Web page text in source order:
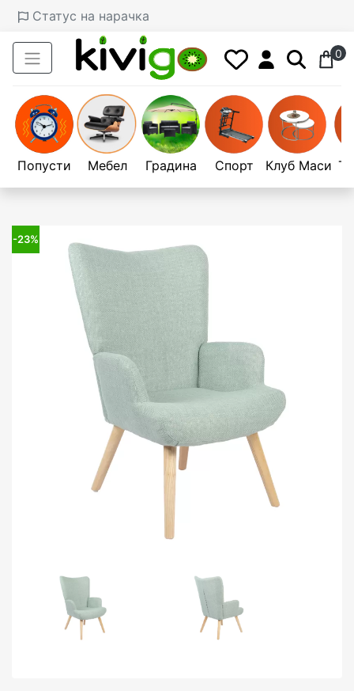
Статус на нарачка
0
Попусти Мебел Градина Спорт Клуб Маси
-23%